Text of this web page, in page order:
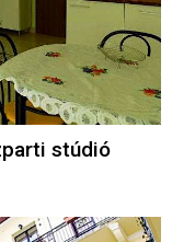
stúdió